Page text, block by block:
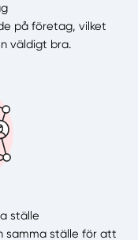
på företag, vilket
väldigt bra.
ställe
samma ställe för att